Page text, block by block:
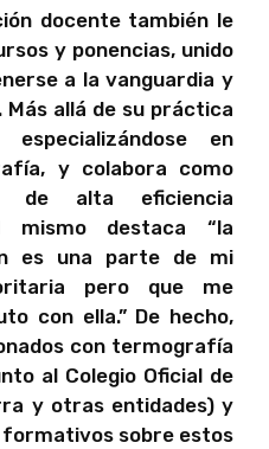
docente también le
y ponencias, unido
a la vanguardia y
allá de su práctica
especializándose en
y colabora como
de alta eficiencia
mismo destaca “la
es una parte de mi
pero que me
con ella.” De hecho,
con termografía
al Colegio Oficial de
y otras entidades) y
sobre estos